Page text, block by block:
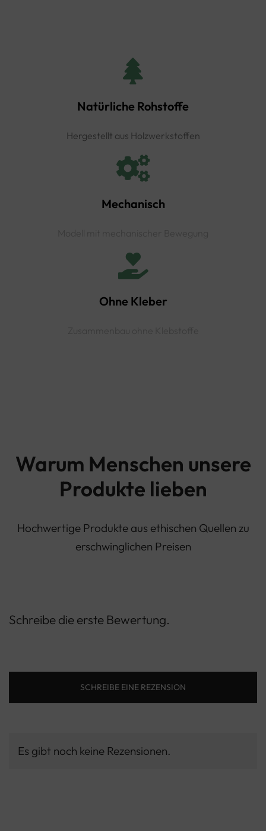
Natürliche Rohstoffe
Hergestellt aus Holzwerkstoffen
Mechanisch
Ohne Kleber
Warum Menschen unsere
Produkte lieben
Hochwertige Produkte aus ethischen Quellen zu
erschwinglichen Preisen
Schreibe die erste Bewertung.
SCHREIBE EINE REZENSION
Es gibt noch keine Rezensionen.